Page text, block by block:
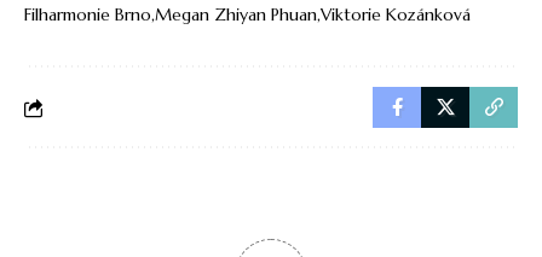
Filharmonie Brno Megan Zhiyan PhuanViktorie Kozánková